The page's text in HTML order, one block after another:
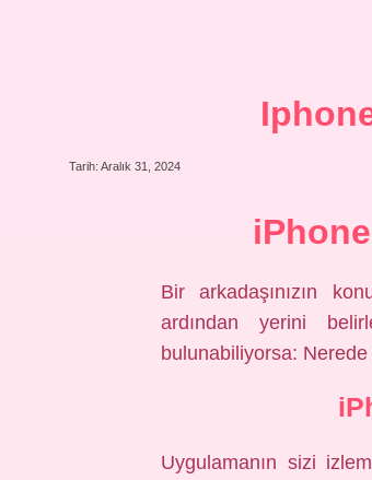
Tarih: Aralık 31, 2024
Bir arkadaşınızın
ardından yerini
bulunabiliyorsa:
Uygulamanın sizi